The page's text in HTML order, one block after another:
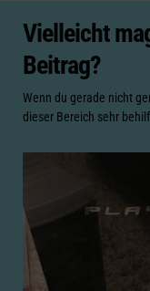
Vielleicht
Beitrag?
Wenn du gerade nicht
dieser Bereich sehr